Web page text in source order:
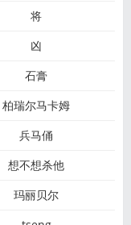
将
凶
石膏
柏瑞尔马卡姆
兵马俑
想不想杀他
玛丽贝尔